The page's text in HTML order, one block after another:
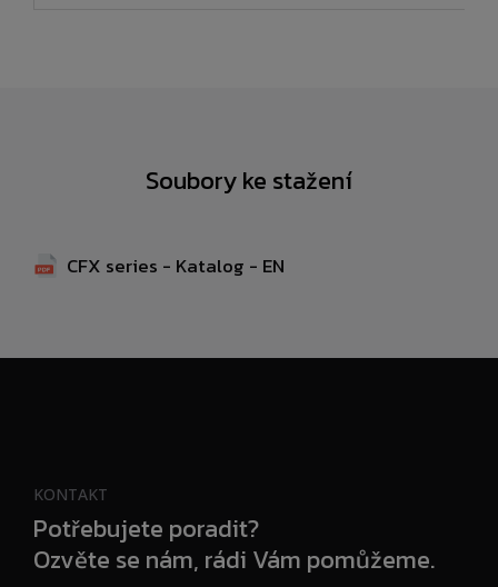
Soubory ke stažení
CFX series - Katalog - EN
KONTAKT
Potřebujete poradit?
Ozvěte se nám, rádi Vám pomůžeme.